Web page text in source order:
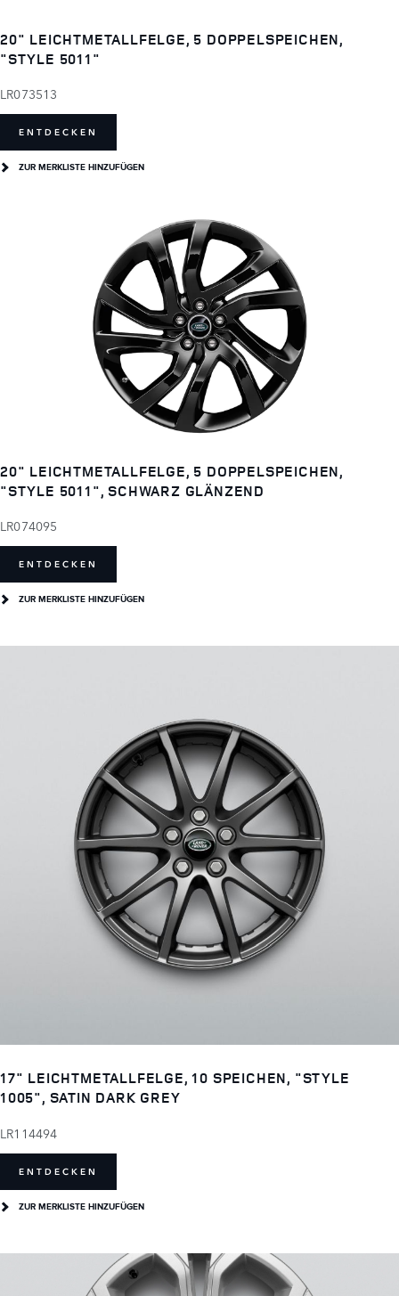
20" LEICHTMETALLFELGE, 5 DOPPELSPEICHEN,
"STYLE 5011"
LR073513
ENTDECKEN
ZUR MERKLISTE HINZUFÜGEN
20" LEICHTMETALLFELGE, 5 DOPPELSPEICHEN,
"STYLE 5011", SCHWARZ GLÄNZEND
LR074095
ENTDECKEN
ZUR MERKLISTE HINZUFÜGEN
17" LEICHTMETALLFELGE, 10 SPEICHEN, "STYLE
1005", SATIN DARK GREY
LR114494
ENTDECKEN
ZUR MERKLISTE HINZUFÜGEN